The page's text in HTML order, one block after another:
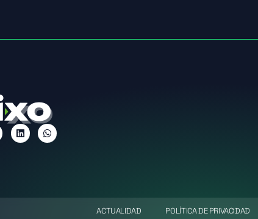
ACTUALIDAD POLÍTICA DE PRIVACIDAD